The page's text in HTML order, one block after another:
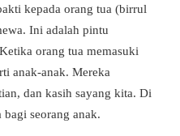
kepada orang tua (birrul
Ini adalah pintu
orang tua memasuki
anak-anak. Mereka
dan kasih sayang kita. Di
seorang anak.